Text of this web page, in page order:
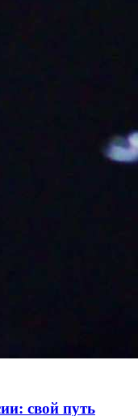
свой путь